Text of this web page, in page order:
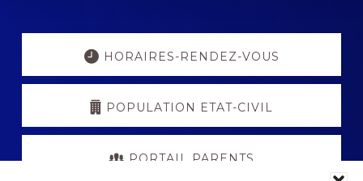
Explore
HORAIRES-RENDEZ-VOUS
POPULATION ETAT-CIVIL
PORTAIL PARENTS